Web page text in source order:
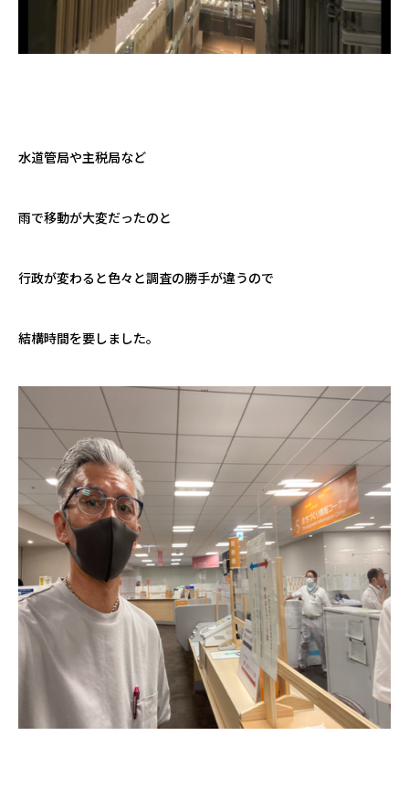
水道管局や主税局など
雨で移動が大変だったのと
行政が変わると色々と調査の勝手が違うので
結構時間を要しました。